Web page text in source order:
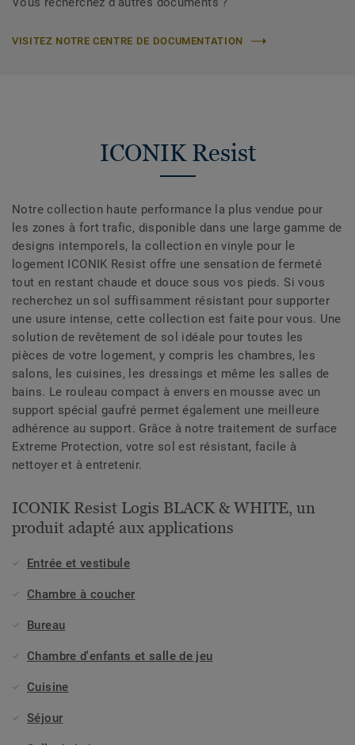
VISITEZ NOTRE CENTRE DE DOCUMENTATION
ICONIK Resist
Notre collection haute performance la plus vendue pour
les zones à fort trafic, disponible dans une large gamme de
designs intemporels, la collection en vinyle pour le
logement ICONIK Resist offre une sensation de fermeté
tout en restant chaude et douce sous vos pieds. Si vous
recherchez un sol suffisamment résistant pour supporter
une usure intense, cette collection est faite pour vous. Une
solution de revêtement de sol idéale pour toutes les
pièces de votre logement, y compris les chambres, les
salons, les cuisines, les dressings et même les salles de
bains. Le rouleau compact à envers en mousse avec un
support spécial gaufré permet également une meilleure
adhérence au support. Grâce à notre traitement de surface
Extreme Protection, votre sol est résistant, facile à
nettoyer et à entretenir.
ICONIK Resist Logis BLACK & WHITE, un
produit adapté aux applications
Entrée et vestibule
Chambre à coucher
Bureau
Chambre d'enfants et salle de jeu
Cuisine
Séjour